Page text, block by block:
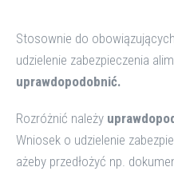
Stosownie do
udzielenie zabezpieczenia
uprawdopodobnić.
Rozróżnić należy
Wniosek o udzielenie
ażeby przedłożyć np.